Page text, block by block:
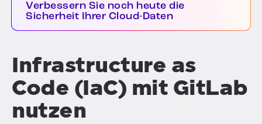
Verbessern Sie noch heute die
Sicherheit Ihrer Cloud-Daten
Infrastructure as
Code (IaC) mit GitLab
nutzen